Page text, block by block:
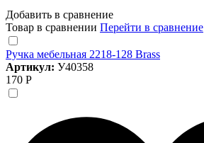
Добавить в сравнение
Товар в сравнении Перейти в сравнение
Ручка мебельная 2218-128 Brass
Артикул: У40358
170 Р